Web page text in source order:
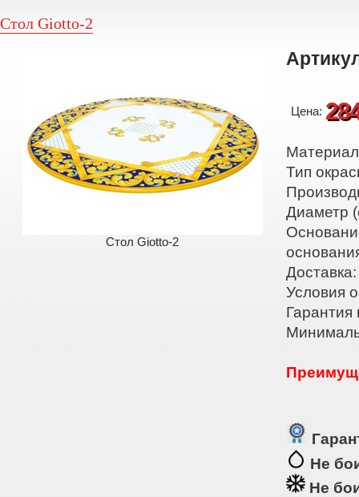
Стол Giotto-2
Стол Giotto-2
Цена:
Тип
Диаметр
Условия
Гарантия
Не
Не